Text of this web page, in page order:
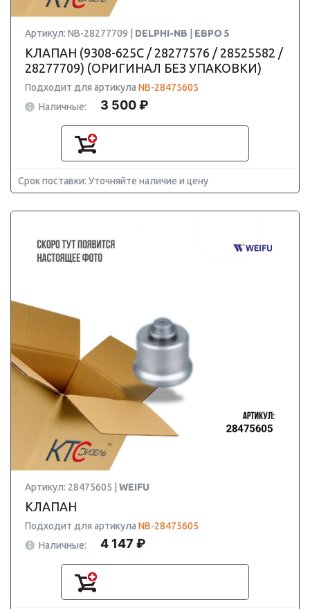
Артикул: NB-28277709 | DELPHI-NB ЕВРО 5
КЛАПАН (9308-625C / 28277576 / 28525582 /
28277709) (ОРИГИНАЛ БЕЗ УПАКОВКИ)
Подходит для артикула NB-28475605
Наличные:
3 500 ₽
Срок поставки: Уточняйте наличие и цену
Артикул: 28475605 | WEIFU
КЛАПАН
Подходит для артикула NB-28475605
Наличные:
4 147 ₽